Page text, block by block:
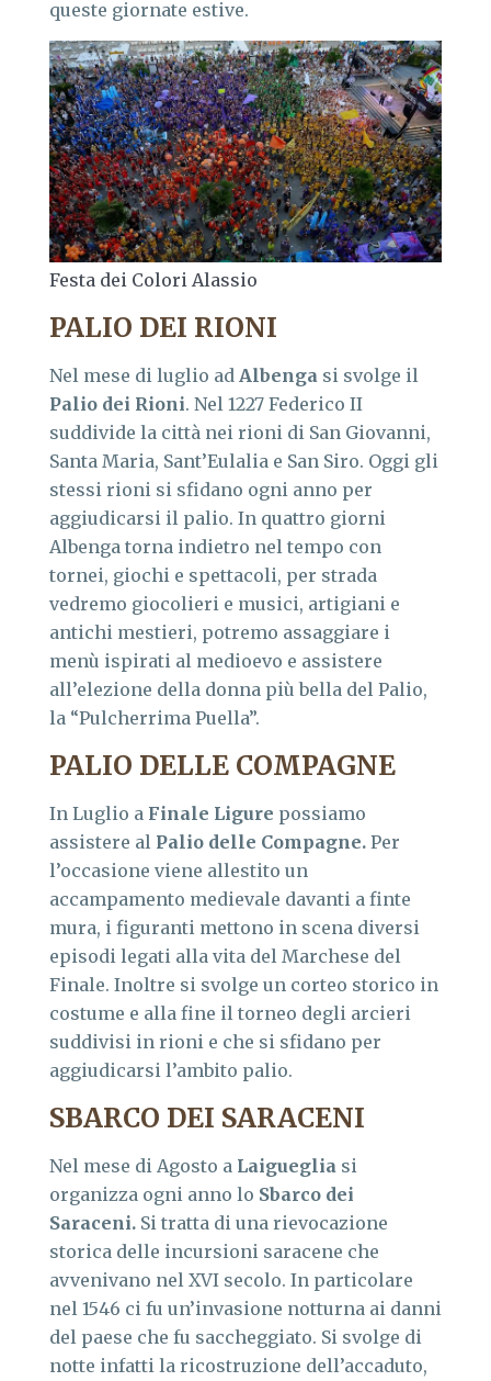
queste giornate estive.
Festa dei Colori Alassio
PALIO DEI RIONI
Nel mese di luglio ad Albenga si svolge il
Palio dei Rioni. Nel 1227 Federico II
suddivide la città nei rioni di San Giovanni,
Santa Maria, Sant’Eulalia e San Siro. Oggi gli
stessi rioni si sfidano ogni anno per
aggiudicarsi il palio. In quattro giorni
Albenga torna indietro nel tempo con
tornei, giochi e spettacoli, per strada
vedremo giocolieri e musici, artigiani e
antichi mestieri, potremo assaggiare i
menù ispirati al medioevo e assistere
all’elezione della donna più bella del Palio,
la “Pulcherrima Puella”.
PALIO DELLE COMPAGNE
In Luglio a Finale Ligure possiamo
assistere al Palio delle Compagne. Per
l’occasione viene allestito un
accampamento medievale davanti a finte
mura, i figuranti mettono in scena diversi
episodi legati alla vita del Marchese del
Finale. Inoltre si svolge un corteo storico in
costume e alla fine il torneo degli arcieri
suddivisi in rioni e che si sfidano per
aggiudicarsi l’ambito palio.
SBARCO DEI SARACENI
Nel mese di Agosto a Laigueglia si
organizza ogni anno lo Sbarco dei
Saraceni. Si tratta di una rievocazione
storica delle incursioni saracene che
avvenivano nel XVI secolo. In particolare
nel 1546 ci fu un’invasione notturna ai danni
del paese che fu saccheggiato. Si svolge di
notte infatti la ricostruzione dell’accaduto,